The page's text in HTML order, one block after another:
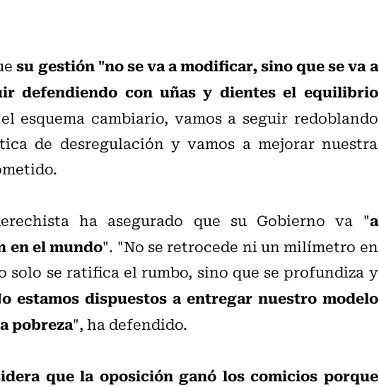
su gestión "no se va a modificar, sino que se va a
defendiendo con uñas y dientes el equilibrio
esquema cambiario, vamos a seguir redoblando
de desregulación y vamos a mejorar nuestra
ha asegurado que su Gobierno va "a
en el mundo". "No se retrocede ni un milímetro en
se ratifica el rumbo, sino que se profundiza y
estamos dispuestos a entregar nuestro modelo
pobreza", ha defendido.
que la oposición ganó los comicios porque